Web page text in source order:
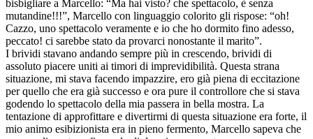
bisbigliare a Marcello: “Ma hai visto? che spettacolo, è senza
mutandine!!!”, Marcello con linguaggio colorito gli rispose: “oh!
Cazzo, uno spettacolo veramente e io che ho dormito fino adesso,
peccato! ci sarebbe stato da provarci nonostante il marito”.
I brividi stavano andando sempre più in crescendo, brividi di
assoluto piacere uniti ai timori di imprevidibilità. Questa strana
situazione, mi stava facendo impazzire, ero già piena di eccitazione
per quello che era già successo e ora pure il controllore che si stava
godendo lo spettacolo della mia passera in bella mostra. La
tentazione di approfittare e divertirmi di questa situazione era forte, il
mio animo esibizionista era in pieno fermento, Marcello sapeva che